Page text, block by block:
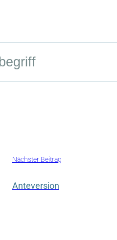
Nächster Beitrag
Anteversion